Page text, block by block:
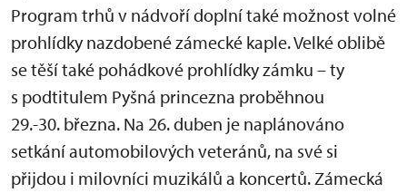
Program trhů v nádvoří doplní také možnost volné
prohlídky nazdobené zámecké kaple. Velké oblibě
se těší také pohádkové prohlídky zámku – ty
s podtitulem Pyšná princezna proběhnou
29.-30. března. Na 26. duben je naplánováno
setkání automobilových veteránů, na své si
přijdou i milovníci muzikálů a koncertů. Zámecká